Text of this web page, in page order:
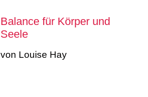
Balance für Körper und
Seele
von Louise Hay